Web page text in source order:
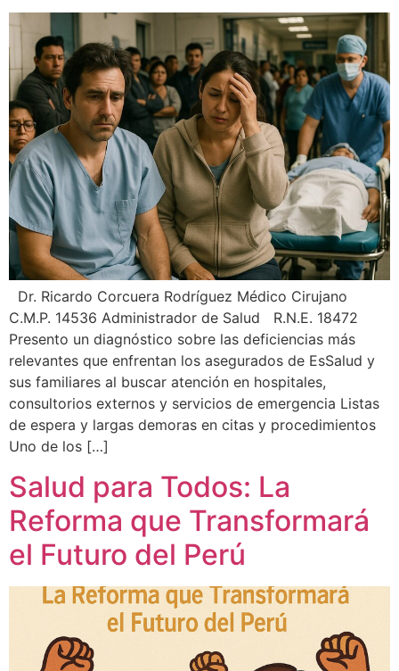
Dr. Ricardo Corcuera Rodríguez Médico Cirujano
C.M.P. 14536 Administrador de Salud R.N.E. 18472
Presento un diagnóstico sobre las deficiencias más
relevantes que enfrentan los asegurados de EsSalud y
sus familiares al buscar atención en hospitales,
consultorios externos y servicios de emergencia Listas
de espera y largas demoras en citas y procedimientos
Uno de los […]
Salud para Todos: La
Reforma que Transformará
el Futuro del Perú